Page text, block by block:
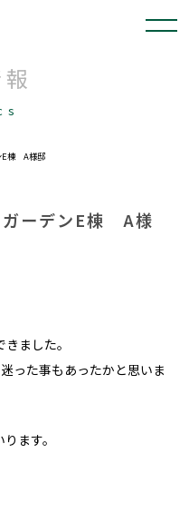
E棟 A様邸
ーデンE棟 A様
ました。
った事もあったかと思いま
ます。